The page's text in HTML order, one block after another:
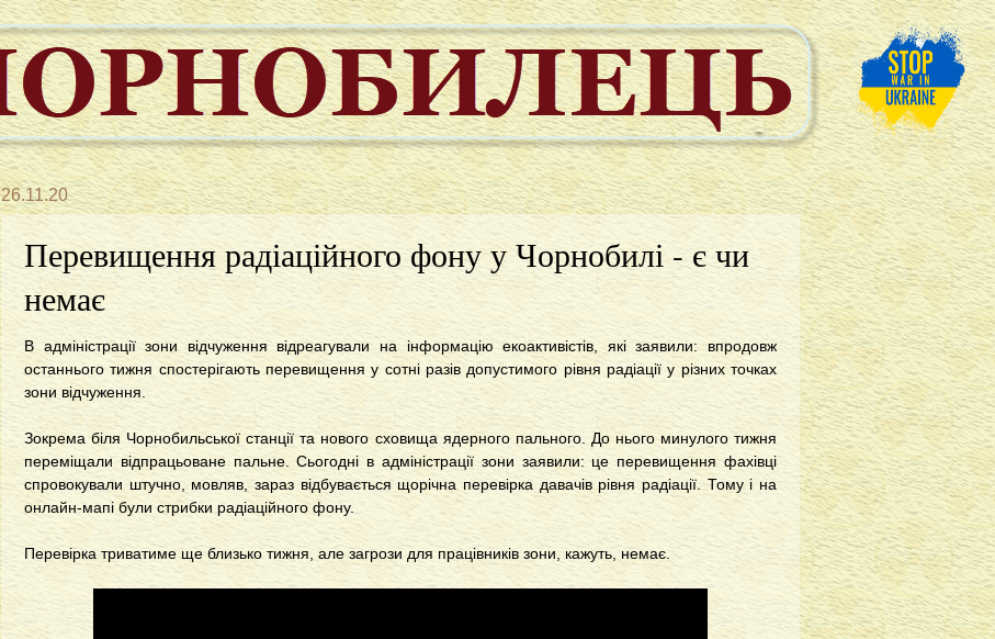
26.11.20
Перевищення радіаційного фону у Чорнобилі - є чи
немає
В адміністрації зони відчуження відреагували на інформацію екоактивістів, які заявили: впродовж
останнього тижня спостерігають перевищення у сотні разів допустимого рівня радіації у різних точках
зони відчуження.
Зокрема біля Чорнобильської станції та нового сховища ядерного пального. До нього минулого тижня
переміщали відпрацьоване пальне. Сьогодні в адміністрації зони заявили: це перевищення фахівці
спровокували штучно, мовляв, зараз відбувається щорічна перевірка давачів рівня радіації. Тому і на
онлайн-мапі були стрибки радіаційного фону.
Перевірка триватиме ще близько тижня, але загрози для працівників зони, кажуть, немає.